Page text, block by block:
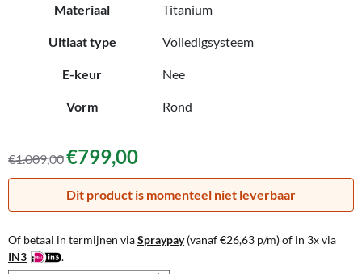
Materiaal Titanium
Uitlaat type Volledigsysteem
E-keur Nee
Vorm Rond
€1.009,00€799,00
Dit product is momenteel niet leverbaar
Of betaal in termijnen viaSpraypay(vanaf€26,63 p/m) of in 3x via
IN3
.